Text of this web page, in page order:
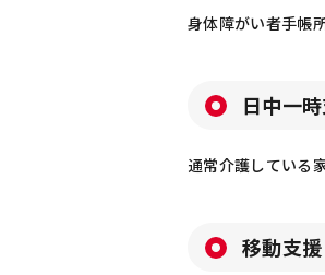
身体障がい者手帳
日中一
通常介護している
移動支援